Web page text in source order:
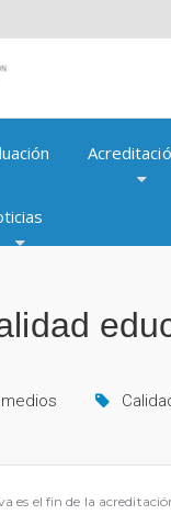
medios
es el fin de la